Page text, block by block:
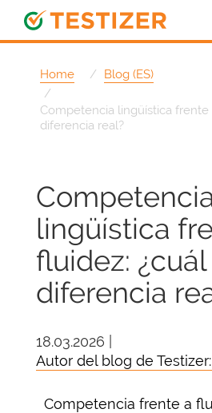
Home Blog (ES)
Competencia lingüística frente
diferencia real?
lingüística
fluidez:
diferencia
18.03.2026 |
Autor del blog de
Competencia frente a